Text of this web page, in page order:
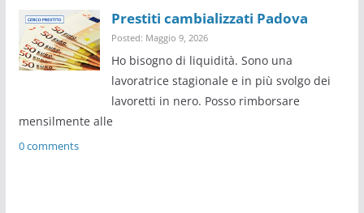
Prestiti cambializzati Padova
Posted: Maggio 9, 2026
Ho bisogno di liquidità. Sono una
lavoratrice stagionale e in più svolgo dei
lavoretti in nero. Posso rimborsare
mensilmente alle
0 comments